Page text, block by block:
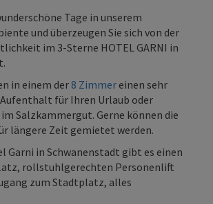
Tage in unserem
und überzeugen Sie sich von der
im 3-Sterne HOTEL GARNI in
in einem der 8 Zimmer einen sehr
für Ihren Urlaub oder
Salzkammergut. Gerne können die
längere Zeit gemietet werden.
Garni in Schwanenstadt gibt es einen
rollstuhlgerechten Personenlift
zum Stadtplatz, alles